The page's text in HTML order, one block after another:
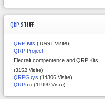
QRP STUFF
QRP Kits (10991 Visite)
QRP Project
Elecraft compentence and QRP Kits
(3152 Visite)
QRPGuys (14306 Visite)
QRPme (11999 Visite)